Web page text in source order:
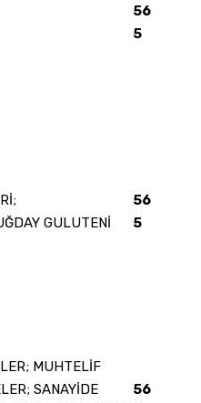
56
5
GULUTENİ
56
5
MUHTELİF
SANAYİDE
56